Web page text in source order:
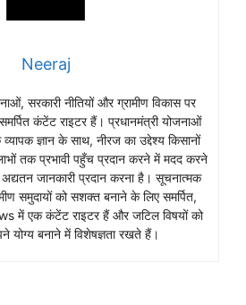
Neeraj
सरकारी नीतियों और ग्रामीण विकास पर
कंटेंट राइटर हैं। प्रधानमंत्री योजनाओं
ज्ञान के साथ, नीरज का उद्देश्य किसानों
तक प्रभावी पहुँच प्रदान करने में मदद करने
जानकारी प्रदान करना है। सूचनात्मक
समुदायों को सशक्त बनाने के लिए समर्पित,
में एक कंटेंट राइटर हैं और जटिल विषयों को
योग्य बनाने में विशेषज्ञता रखते हैं।